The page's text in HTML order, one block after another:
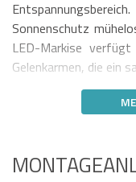
Sonnenschutz
LED-Markise
Gelenkarmen, die ein